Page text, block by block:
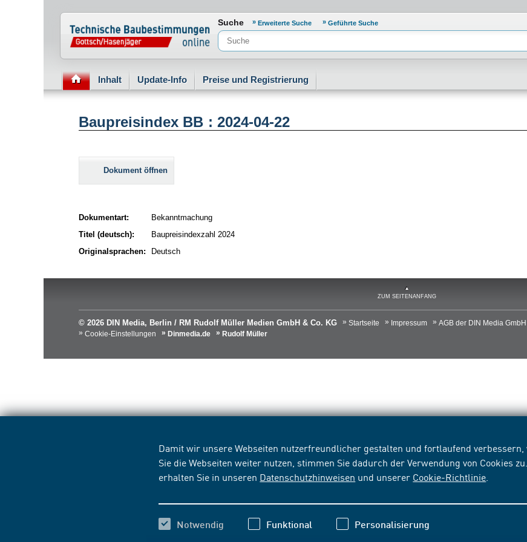
Damit wir unsere Webseiten nutzerfreundlicher gestalten und fortlaufend verbessern,
Sie die Webseiten weiter nutzen, stimmen Sie dadurch der Verwendung von Cookies
erhalten Sie in unseren Datenschutzhinweisen und unserer Cookie-Richtlinie
Notwendig Funktional Personalisierung
Normenportal Barrierefreiheit
Suche Erweiterte Suche Geführte Suche
Inhalt Update-Info Preise und Registrierung
Baupreisindex BB : 2024-04-22
Dokument öffnen
Dokumentart:
Bekanntmachung
Titel (deutsch):
Baupreisindexzahl 2024
Originalsprachen:
Deutsch
ZUM SEITENANFANG
© 2026 DIN Media, Berlin / RM Rudolf Müller Medien GmbH & Co. KG Startseite Impressum AGB der DIN Media GmbH
Cookie-Einstellungen
Dinmedia.de Rudolf Müller